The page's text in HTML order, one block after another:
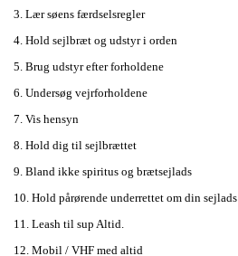
3. Lær søens færdselsregler
4. Hold sejlbræt og udstyr i orden
5. Brug udstyr efter forholdene
6. Undersøg vejrforholdene
7. Vis hensyn
8. Hold dig til sejlbrættet
9. Bland ikke spiritus og brætsejlads
10. Hold pårørende underrettet om din sejlads
11. Leash til sup Altid.
12. Mobil / VHF med altid